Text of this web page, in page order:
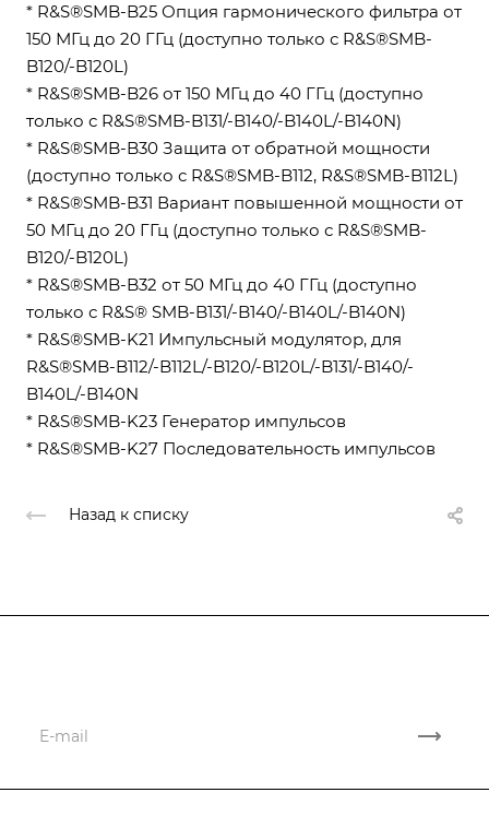
* R&S®SMB-B25 Опция гармонического фильтра от
150 МГц до 20 ГГц (доступно только с R&S®SMB-
B120/-B120L)
* R&S®SMB-B26 от 150 МГц до 40 ГГц (доступно
только с R&S®SMB-B131/-B140/-B140L/-B140N)
* R&S®SMB-B30 Защита от обратной мощности
(доступно только с R&S®SMB-B112, R&S®SMB-B112L)
* R&S®SMB-B31 Вариант повышенной мощности от
50 МГц до 20 ГГц (доступно только с R&S®SMB-
B120/-B120L)
* R&S®SMB-B32 от 50 МГц до 40 ГГц (доступно
только с R&S® SMB-B131/-B140/-B140L/-B140N)
* R&S®SMB-K21 Импульсный модулятор, для
R&S®SMB-B112/-B112L/-B120/-B120L/-B131/-B140/-
B140L/-B140N
* R&S®SMB-K23 Генератор импульсов
* R&S®SMB-K27 Последовательность импульсов
Назад к списку